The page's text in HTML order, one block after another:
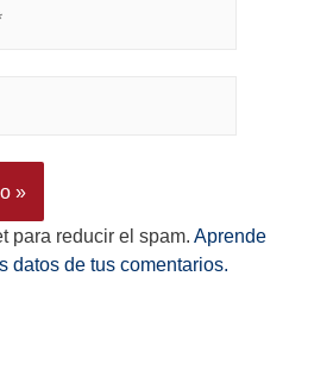
para reducir el spam. Aprende
datos de tus comentarios.